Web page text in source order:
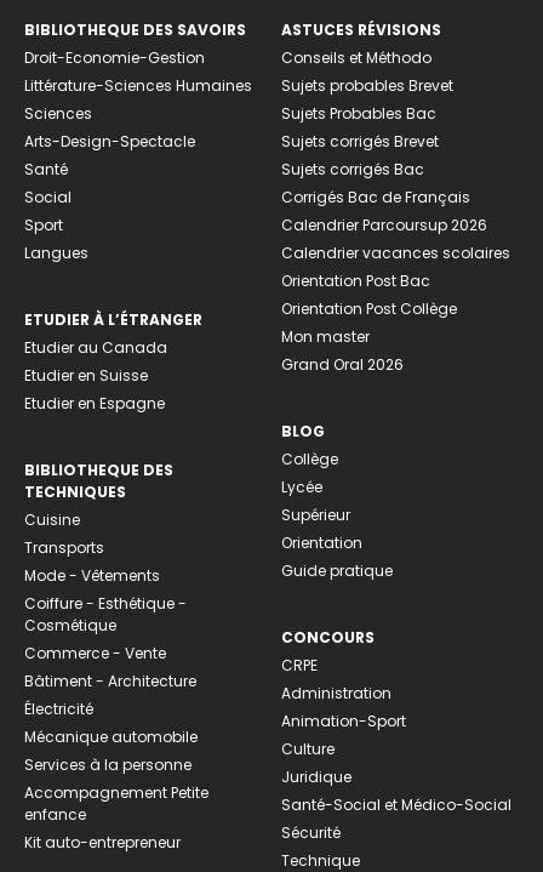
BIBLIOTHEQUE DES SAVOIRS
Droit-Economie-Gestion
Littérature-Sciences Humaines
Sciences
Arts-Design-Spectacle
Santé
Social
Sport
Langues
ETUDIER À L’ÉTRANGER
Etudier au Canada
Etudier en Suisse
Etudier en Espagne
BIBLIOTHEQUE DES
TECHNIQUES
Cuisine
Transports
Mode - Vêtements
Coiffure - Esthétique -
Cosmétique
Commerce - Vente
Bâtiment - Architecture
Électricité
Mécanique automobile
Services à la personne
Accompagnement Petite
enfance
Kit auto-entrepreneur
ASTUCES RÉVISIONS
Conseils et Méthodo
Sujets probables Brevet
Sujets Probables Bac
Sujets corrigés Brevet
Sujets corrigés Bac
Corrigés Bac de Français
Calendrier Parcoursup 2026
Calendrier vacances scolaires
Orientation Post Bac
Orientation Post Collège
Mon master
Grand Oral 2026
BLOG
Collège
Lycée
Supérieur
Orientation
Guide pratique
CONCOURS
CRPE
Administration
Animation-Sport
Culture
Juridique
Santé-Social et Médico-Social
Sécurité
Technique